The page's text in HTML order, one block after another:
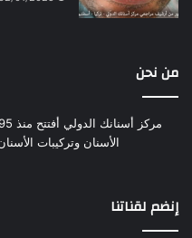
من نحن
الأسنان وتركيبات
إنضم لقناتنا